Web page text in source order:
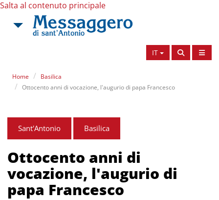
Salta al contenuto principale
IT
Home
Basilica
Ottocento anni di vocazione, l'augurio di papa Francesco
Sant'Antonio Basilica
Ottocento anni di
vocazione, l'augurio di
papa Francesco